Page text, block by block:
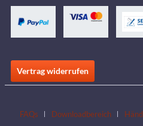
Vertrag widerrufen
FAQs Downloadbereich